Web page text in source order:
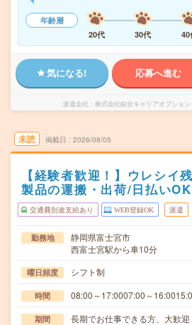
年齢層
20代
30代 40
気になる! 応募へ進む
派遣会社 株式会社綜合キャリアオプショ
未読 掲載日 2026/08/05
【経験者歓迎！】ウレシイ
製品の運搬・出荷/日払いOK
交通費別途支給あり WEB登録OK 派遣
勤務地
静岡県富士宮市
西富士宮駅から車10分
曜日頻度 シフト制
時間 08:00～17:0007:00～
期間 長期でお仕事できる方、大歓迎